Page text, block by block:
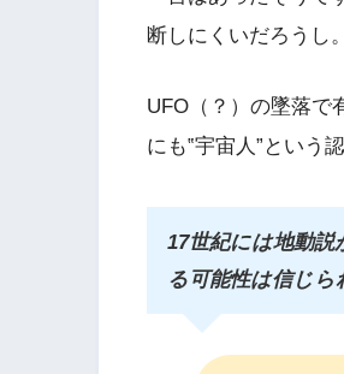
断しにくいだろうし。
UFO（？）の墜落で
にも‟宇宙人”という
17世紀には地動
る可能性は信じ